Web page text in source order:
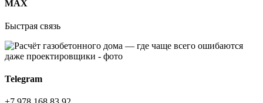
МАХ
Быстрая связь
Telegram